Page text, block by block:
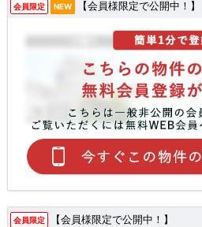
会員限定 NEW 【会員様限定で公開中！】
会員限定 【会員様限定で公開中！】